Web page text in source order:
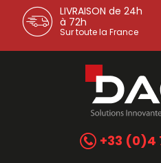
LIVRAISON de 24h
à 72h
Sur toute la France
+33 (0)4